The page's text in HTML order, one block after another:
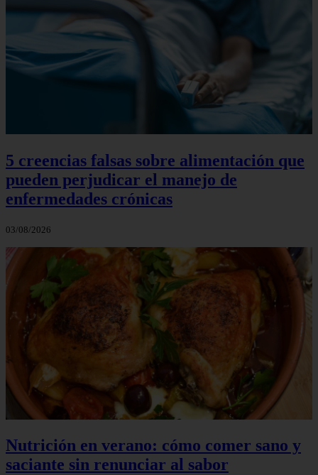
5 creencias falsas sobre alimentación que
pueden perjudicar el manejo de
enfermedades crónicas
03/08/2026
Nutrición en verano: cómo comer sano y
saciante sin renunciar al sabor